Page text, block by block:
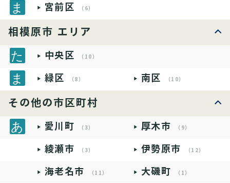
宮前区 （6）
相模原市 エリア
中央区 （10）
緑区 （8） 南区 （10）
その他の市区町村
愛川町 （3） 厚木市 （9）
綾瀬市 （3） 伊勢原市 （12）
海老名市 （11） 大磯町 （1）